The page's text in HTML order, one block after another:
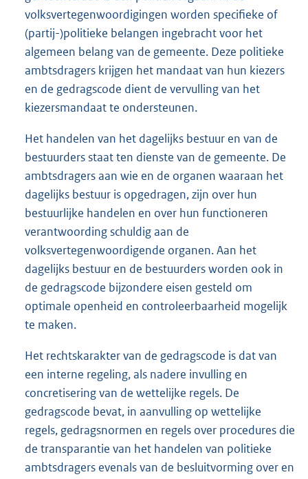
volksvertegenwoordigingen worden specifieke of
(partij-)politieke belangen ingebracht voor het
algemeen belang van de gemeente. Deze politieke
ambtsdragers krijgen het mandaat van hun kiezers
en de gedragscode dient de vervulling van het
kiezersmandaat te ondersteunen.
Het handelen van het dagelijks bestuur en van de
bestuurders staat ten dienste van de gemeente. De
ambtsdragers aan wie en de organen waaraan het
dagelijks bestuur is opgedragen, zijn over hun
bestuurlijke handelen en over hun functioneren
verantwoording schuldig aan de
volksvertegenwoordigende organen. Aan het
dagelijks bestuur en de bestuurders worden ook in
de gedragscode bijzondere eisen gesteld om
optimale openheid en controleerbaarheid mogelijk
te maken.
Het rechtskarakter van de gedragscode is dat van
een interne regeling, als nadere invulling en
concretisering van de wettelijke regels. De
gedragscode bevat, in aanvulling op wettelijke
regels, gedragsnormen en regels over procedures die
de transparantie van het handelen van politieke
ambtsdragers evenals van de besluitvorming over en